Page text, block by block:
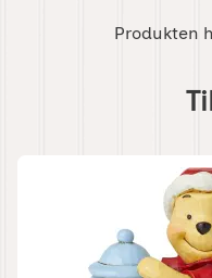
Produkten